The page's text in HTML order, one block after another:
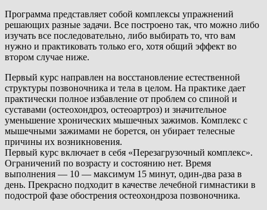
Программа представляет собой комплексы упражнений
решающих разные задачи. Все построено так, что можно либо
изучать все последовательно, либо выбирать то, что вам
нужно и практиковать только его, хотя общий эффект во
втором случае ниже.
Первый курс направлен на восстановление естественной
структуры позвоночника и тела в целом. На практике дает
практически полное избавление от проблем со спиной и
суставами (остеохондроз, остеоартроз) и значительное
уменьшение хронических мышечных зажимов. Комплекс с
мышечными зажимами не борется, он убирает телесные
причины их возникновения.
Первый курс включает в себя «Перезагрузочный комплекс».
Ограничений по возрасту и состоянию нет. Время
выполнения — 10 — максимум 15 минут, один-два раза в
день. Прекрасно подходит в качестве лечебной гимнастики в
подострой фазе обострения остеохондроза позвоночника.